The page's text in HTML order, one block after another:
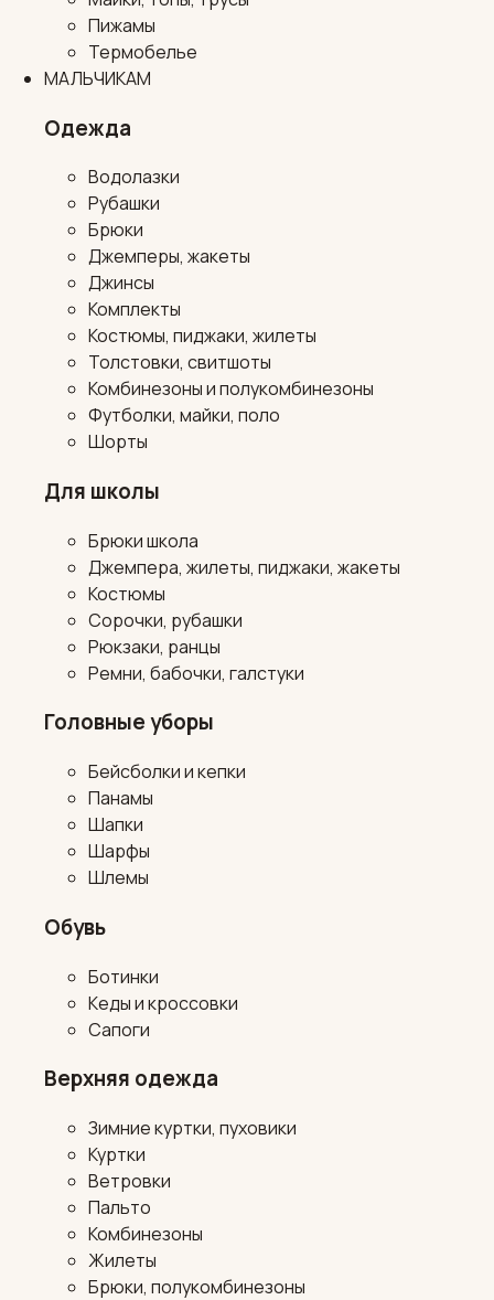
Пижамы
Термобелье
МАЛЬЧИКАМ
Одежда
Водолазки
Рубашки
Брюки
Джемперы, жакеты
Джинсы
Комплекты
Костюмы, пиджаки, жилеты
Толстовки, свитшоты
Комбинезоны и полукомбинезоны
Футболки, майки, поло
Шорты
Для школы
Брюки школа
Джемпера, жилеты, пиджаки, жакеты
Костюмы
Сорочки, рубашки
Рюкзаки, ранцы
Ремни, бабочки, галстуки
Головные уборы
Бейсболки и кепки
Панамы
Шапки
Шарфы
Шлемы
Обувь
Ботинки
Кеды и кроссовки
Сапоги
Верхняя одежда
Зимние куртки, пуховики
Куртки
Ветровки
Пальто
Комбинезоны
Жилеты
Брюки, полукомбинезоны